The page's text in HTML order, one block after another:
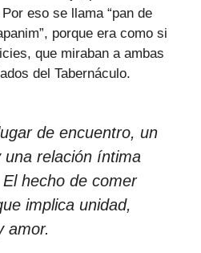
eso se llama “pan de
porque era como si
que miraban a ambas
del Tabernáculo.
de encuentro, un
una relación íntima
hecho de comer
implica unidad,
amor.